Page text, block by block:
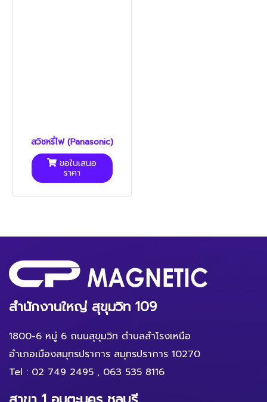
สวิชหรี่ไฟ (Panasonic)
ขอใบเสนอ
ราคา
สำนักงานใหญ่ สุขุมวิท 109
1800-6 หมู่ 6 ถนนสุขุมวิท ตำบลสำโรงเหนือ
อำเภอเมืองสมุทรปราการ สมุทรปราการ 10270
Tel : 02 749 2495 , 063 535 8116